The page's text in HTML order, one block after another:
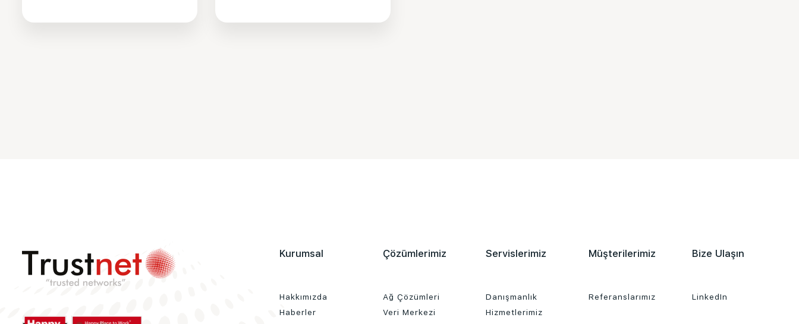
Kurumsal
Hakkımızda
Haberler
Çözümlerimiz
Ağ Çözümleri
Veri Merkezi
Servislerimiz
Danışmanlık
Hizmetlerimiz
Müşterilerimiz
Referanslarımız
Bize Ulaşın
LinkedIn